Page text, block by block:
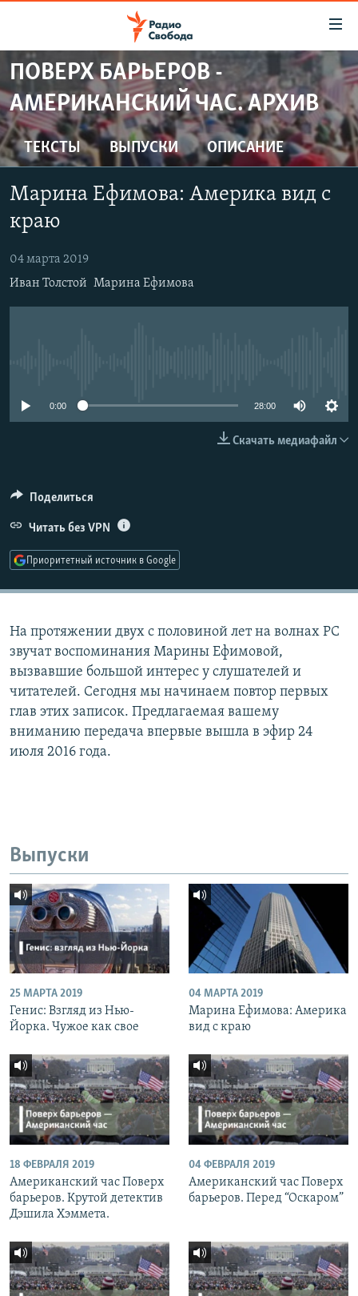
упрощенного
доступа
Вернуться
к
основному
Вернутся
главной
навигации
Вернутся
ПРОГРАММЫ
ПОДКАСТЫ
АВТОРСКИЕ ПРОЕКТЫ
ЦИТАТЫ СВОБОДЫ
МНЕНИЯ
КУЛЬТУРА
IDEL.РЕАЛИИ
КАВКАЗ.РЕАЛИИ
ПОДПИШИТЕСЬ НА РАССЫЛКУ
Все сайты РСЕ/РС
ПОВЕРХ БАРЬЕРОВ -
АМЕРИКАНСКИЙ ЧАС. АРХИВ
ТЕКСТЫ ВЫПУСКИ ОПИСАНИЕ
Марина Ефимова: Америка вид с
краю
04 марта 2019
Иван Толстой Марина Ефимова
0:00 28:00
Скачать медиафайл
Поделиться
Читать без VPN
Приоритетный источник в Google
На протяжении двух с половиной лет на волнах РС
звучат воспоминания Марины Ефимовой,
вызвавшие большой интерес у слушателей и
читателей. Сегодня мы начинаем повтор первых
глав этих записок. Предлагаемая вашему
вниманию передача впервые вышла в эфир 24
июля 2016 года.
Выпуски
25 МАРТА 2019
Генис: Взгляд из Нью-
Йорка. Чужое как свое
04 МАРТА 2019
Марина Ефимова: Америка
вид с краю
18 ФЕВРАЛЯ 2019
Американский час Поверх
барьеров. Крутой детектив
Дэшила Хэммета.
04 ФЕВРАЛЯ 2019
Американский час Поверх
барьеров. Перед “Оскаром”